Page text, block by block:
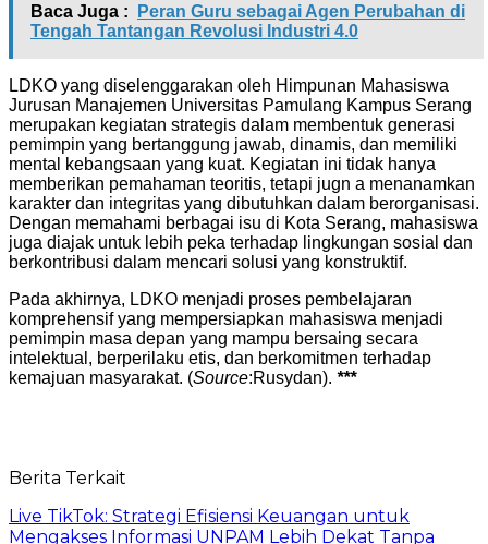
Baca Juga :
Peran Guru sebagai Agen Perubahan di
Tengah Tantangan Revolusi Industri 4.0
LDKO yang diselenggarakan oleh Himpunan Mahasiswa
Jurusan Manajemen Universitas Pamulang Kampus Serang
merupakan kegiatan strategis dalam membentuk generasi
pemimpin yang bertanggung jawab, dinamis, dan memiliki
mental kebangsaan yang kuat. Kegiatan ini tidak hanya
memberikan pemahaman teoritis, tetapi jugn a menanamkan
karakter dan integritas yang dibutuhkan dalam berorganisasi.
Dengan memahami berbagai isu di Kota Serang, mahasiswa
juga diajak untuk lebih peka terhadap lingkungan sosial dan
berkontribusi dalam mencari solusi yang konstruktif.
Pada akhirnya, LDKO menjadi proses pembelajaran
komprehensif yang mempersiapkan mahasiswa menjadi
pemimpin masa depan yang mampu bersaing secara
intelektual, berperilaku etis, dan berkomitmen terhadap
kemajuan masyarakat. (Source:Rusydan). ***
Berita Terkait
Live TikTok: Strategi Efisiensi Keuangan untuk
Mengakses Informasi UNPAM Lebih Dekat Tanpa